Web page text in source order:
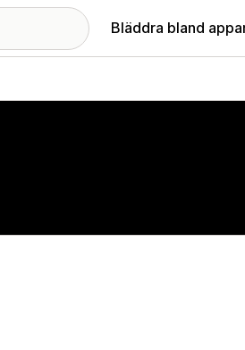
Bläddra bland